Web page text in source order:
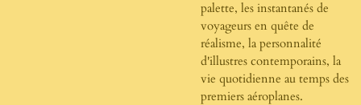
palette, les instantanés de
voyageurs en quête de
réalisme, la personnalité
d'illustres contemporains, la
vie quotidienne au temps des
premiers aéroplanes.